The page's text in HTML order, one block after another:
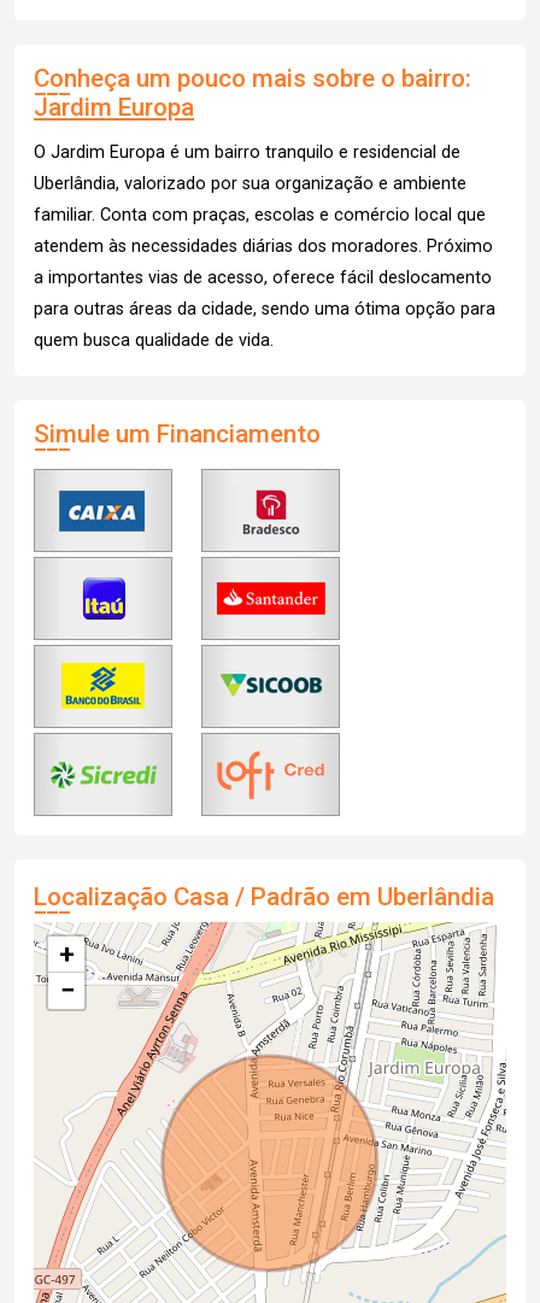
Conheça um pouco mais sobre o bairro:
Jardim Europa
O Jardim Europa é um bairro tranquilo e residencial de
Uberlândia, valorizado por sua organização e ambiente
familiar. Conta com praças, escolas e comércio local que
atendem às necessidades diárias dos moradores. Próximo
a importantes vias de acesso, oferece fácil deslocamento
para outras áreas da cidade, sendo uma ótima opção para
quem busca qualidade de vida.
Simule um Financiamento
Localização Casa / Padrão em Uberlândia
+
−